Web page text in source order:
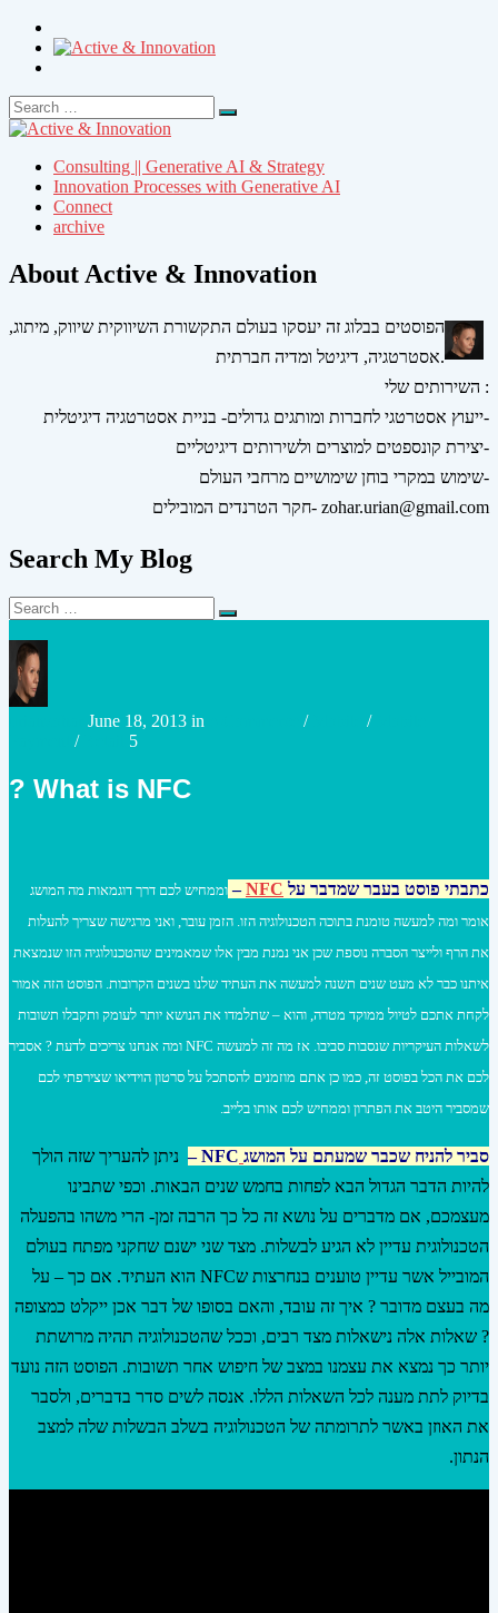
Search
for:
Search
Consulting || Generative AI & Strategy
Innovation Processes with Generative AI
Connect
archive
About Active & Innovation
הפוסטים בבלוג זה יעסקו בעולם התקשורת השיווקית שיווק, מיתוג,
אסטרטגיה, דיגיטל ומדיה חברתית.
השירותים שלי :
ייעוץ אסטרטגי לחברות ומותגים גדולים- בניית אסטרטגיה דיגיטלית-
יצירת קונספטים למוצרים ולשירותים דיגיטליים-
שימוש במקרי בוחן שימושיים מרחבי העולם-
חקר הטרנדים המובילים- zohar.urian@gmail.com
Search My Blog
Search
for:
Search
June 18, 2013 in / /
/ 5
What is NFC ?
כתבתי פוסט בעבר שמדבר על NFC
– וממחיש לכם דרך דוגמאות מה המושג
אומר ומה למעשה טומנת בתוכה הטכנולוגיה הזו. הזמן עובר, ואני מרגישה שצריך להעלות
את הרף ולייצר הסברה נוספת שכן אני נמנת מבין אלו שמאמינים שהטכנולוגיה הזו שנמצאת
איתנו כבר לא מעט שנים תשנה למעשה את העתיד שלנו בשנים הקרובות. הפוסט הזה אמור
לקחת אתכם לטיול ממוקד מטרה, והוא – שתלמדו את הנושא יותר לעומק ותקבלו תשובות
לשאלות העיקריות שנסבות סביבו. אז מה זה למעשה NFC ומה אנחנו צריכים לדעת ? אסביר
לכם את הכל בפוסט זה, כמו כן אתם מוזמנים להסתכל על סרטון הוידיאו שצירפתי לכם
שמסביר היטב את הפתרון וממחיש לכם אותו בלייב.
סביר להניח שכבר שמעתם על המושג NFC
– ניתן להעריך שזה הולך
להיות הדבר הגדול הבא לפחות בחמש שנים הבאות. וכפי שתבינו
מעצמכם, אם מדברים על נושא זה כל כך הרבה זמן- הרי משהו בהפעלה
הטכנולוגית עדיין לא הגיע לבשלות. מצד שני ישנם שחקני מפתח בעולם
המובייל אשר עדיין טוענים בנחרצות שNFC הוא העתיד. אם כך – על
מה בעצם מדובר ? איך זה עובד, והאם בסופו של דבר אכן ייקלט כמצופה
? שאלות אלה נישאלות מצד רבים, וככל שהטכנולוגיה תהיה מרושתת
יותר כך נמצא את עצמנו במצב של חיפוש אחר תשובות. הפוסט הזה נועד
בדיוק לתת מענה לכל השאלות הללו. אנסה לשים סדר בדברים, ולסבר
את האוזן באשר לתרומתה של הטכנולוגיה בשלב הבשלות שלה למצב
הנתון.